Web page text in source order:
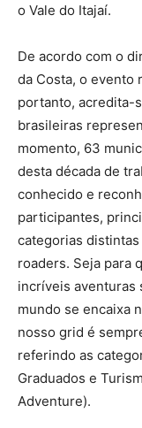
o Vale do Itajaí.
De acordo com o
da Costa, o evento
portanto, acredita-
brasileiras
momento, 63
desta década de
conhecido e
participantes,
categorias
roaders. Seja para
incríveis aventuras
mundo se encaixa
nosso grid é
referindo as
Graduados e
Adventure).